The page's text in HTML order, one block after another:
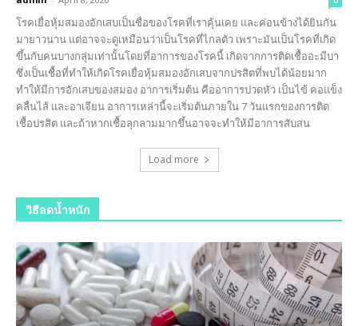
โรคเยื่อหุ้มสมองอักเสบเป็นชื่อของโรคที่เราคุ้นเคย และค่อนข้างได้ยินกัน
มายาวนาน แต่อาจจะดูเหมือนว่าเป็นโรคที่ไกลตัว เพราะมันเป็นโรคที่เกิด
ขึ้นกับคนบางกลุ่มเท่านั้นโดยที่อาการของโรคนี้ เกิดจากการติดเชื้ออะมีบา
ซึ่งเป็นเชื้อที่ทำให้เกิดโรคเยื่อหุ้มสมองอักเสบจากปรสิตที่พบได้น้อยมาก
ทำให้มีการอักเสบของสมอง อาการเริ่มต้น คืออาการปวดหัว เป็นไข้ คอแข็ง
คลื่นไส้ และอาเจียน อาการเหล่านี้จะเริ่มต้นภายใน 7 วันแรกของการติด
เชื้อปรสิต และถ้าหากเชื้อลุกลามมากขึ้นอาจจะทำให้มีอาการสับสน
Load more
วิธีลดน้ำหนัก